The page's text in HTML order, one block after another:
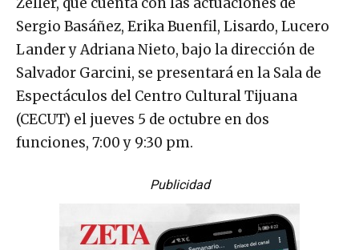
Sergio Basáñez, Erika Buenfil, Lisardo, Lucero
Lander y Adriana Nieto, bajo la dirección de
Salvador Garcini, se presentará en la Sala de
Espectáculos del Centro Cultural Tijuana
(CECUT) el jueves 5 de octubre en dos
funciones, 7:00 y 9:30 pm.
Publicidad